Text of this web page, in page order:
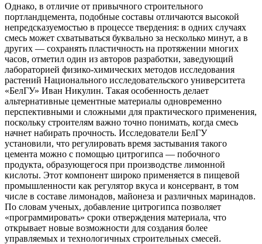
Однако, в отличие от привычного строительного
портландцемента, подобные составы отличаются высокой
непредсказуемостью в процессе твердения: в одних случаях
смесь может схватываться буквально за несколько минут, а в
других — сохранять пластичность на протяжении многих
часов, отметил один из авторов разработки, заведующий
лабораторией физико-химических методов исследования
растений Национального исследовательского университета
«БелГУ» Иван Никулин. Такая особенность делает
альтернативные цементные материалы одновременно
перспективными и сложными для практического применения,
поскольку строителям важно точно понимать, когда смесь
начнет набирать прочность. Исследователи БелГУ
установили, что регулировать время застывания такого
цемента можно с помощью цитрогипса — побочного
продукта, образующегося при производстве лимонной
кислоты. Этот компонент широко применяется в пищевой
промышленности как регулятор вкуса и консервант, в том
числе в составе лимонадов, майонеза и различных маринадов.
По словам ученых, добавление цитрогипса позволяет
«программировать» сроки отверждения материала, что
открывает новые возможности для создания более
управляемых и технологичных строительных смесей.